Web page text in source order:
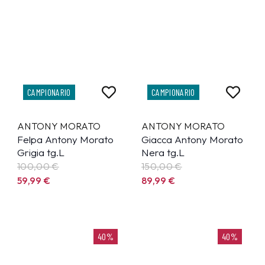
CAMPIONARIO
ANTONY MORATO
Felpa Antony Morato
Grigia tg.L
100,00 €
59,99€
CAMPIONARIO
ANTONY MORATO
Giacca Antony Morato
Nera tg.L
150,00 €
89,99€
40% 40%